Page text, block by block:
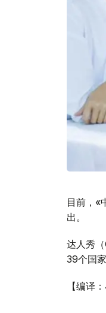
目前，«
出。
达人秀
39个国
【编译